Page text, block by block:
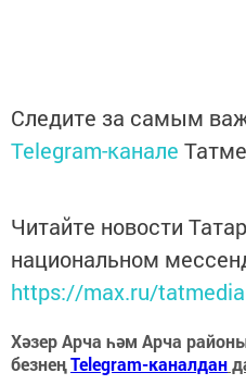
Следите за самым
Telegram-канале
Читайте новости
национальном
https://max.ru/tatmedia
Хәзер Арча һәм Арча
безнеңTelegram-каналдан